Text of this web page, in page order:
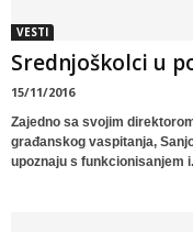
VESTI
Srednjoškolci u
15/11/2016
Zajedno sa svojim
građanskog vaspitanja,
upoznaju s funkcionisanjem